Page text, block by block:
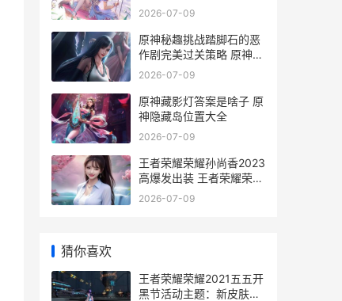
星角色
2026-07-09
原神秘趣挑战踏脚石的恶
作剧完美过关策略 原神解
锁踏
2026-07-09
原神藏影灯答案是啥子 原
神隐藏岛位置大全
2026-07-09
王者荣耀荣耀孙尚香2023
高爆发出装 王者荣耀荣耀
孙策称号
2026-07-09
猜你喜欢
王者荣耀荣耀2021五五开
黑节活动主题：新皮肤